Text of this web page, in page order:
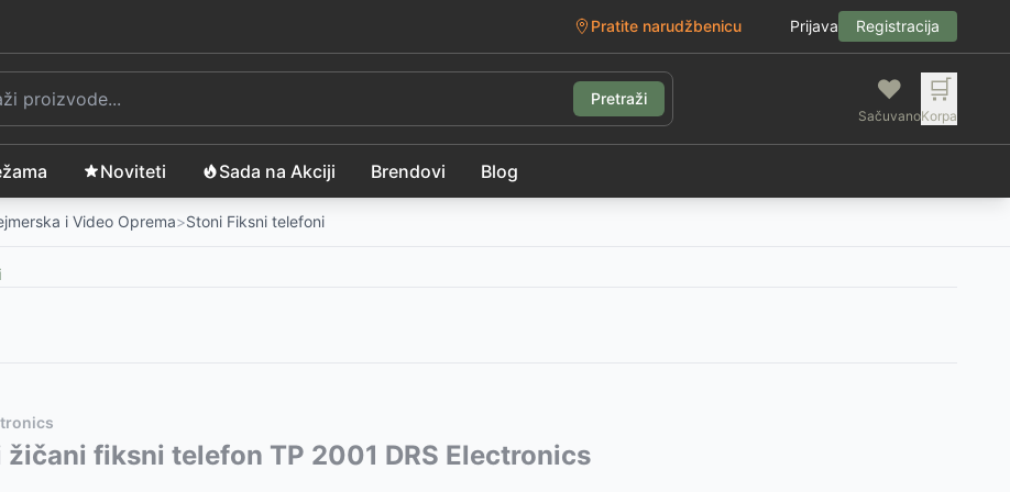
Pratite narudžbenicu Prijava Registracija
Pretraži ❤️
Sačuvano
🛒
Korpa
Noviteti Sada na Akciji Brendovi Blog
i Video Oprema>Stoni Fiksni telefoni
11399RSD
žičani fiksni telefon TP 2001 DRS Electronics